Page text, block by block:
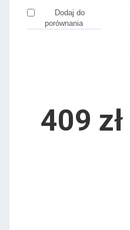
Dodaj do
porównania
409 zł